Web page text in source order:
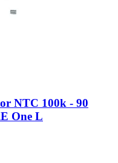
NTC 100k -​ 90
One L